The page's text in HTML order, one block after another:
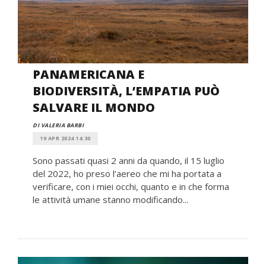
PANAMERICANA E
BIODIVERSITÀ, L’EMPATIA PUÒ
SALVARE IL MONDO
DI VALERIA BARBI
19 APR 2024 14:30
Sono passati quasi 2 anni da quando, il 15 luglio
del 2022, ho preso l’aereo che mi ha portata a
verificare, con i miei occhi, quanto e in che forma
le attività umane stanno modificando...